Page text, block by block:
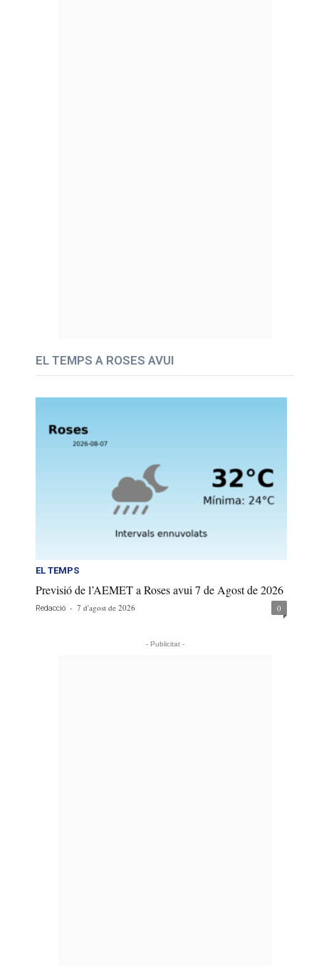
EL TEMPS A ROSES AVUI
EL TEMPS
Previsió de l’AEMET a Roses avui 7 de Agost de 2026
Redacció - 7 d'agost de 2026 0
- Publicitat -